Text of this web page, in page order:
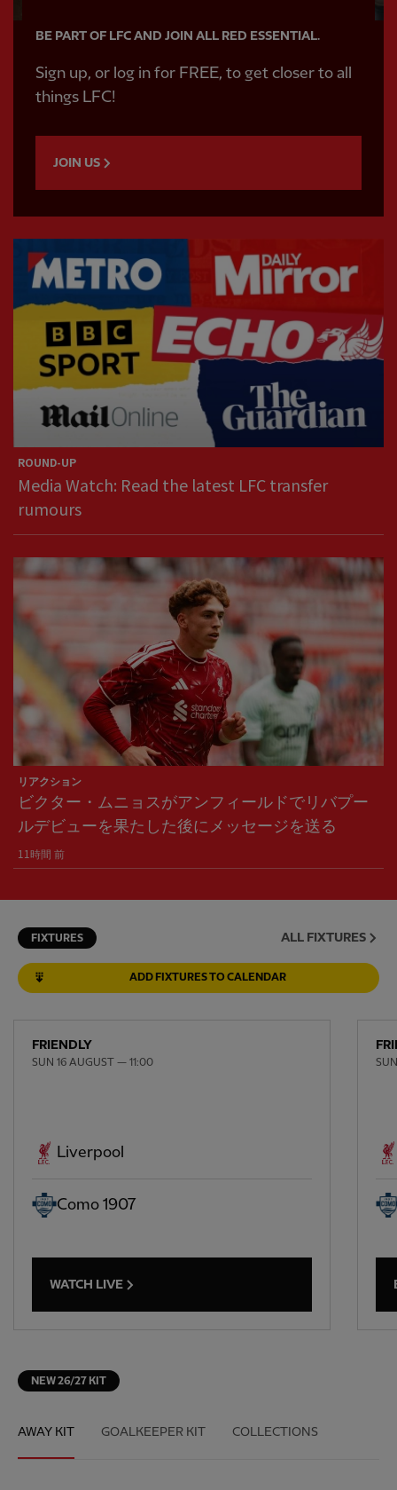
BE PART OF LFC AND JOIN ALL RED ESSENTIAL.
Sign up, or log in for FREE, to get closer to all
things LFC!
JOIN US
ROUND-UP
Media Watch: Read the latest LFC transfer
rumours
リアクション
ビクター・ムニョスがアンフィールドでリバプー
ルデビューを果たした後にメッセージを送る
11時間 前
FIXTURES
ADD FIXTURES TO CALENDAR
ALL FIXTURES
FRIENDLY
SUN 16 AUGUST — 11:00
Liverpool
Como 1907
WATCH LIVE
NEW 26/27 KIT
AWAY KIT GOALKEEPER KIT COLLECTIONS